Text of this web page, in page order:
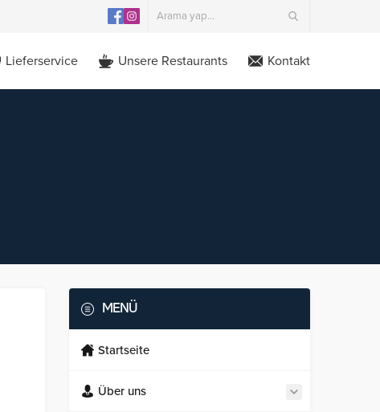
Lieferservice Unsere Restaurants Kontakt
MENÜ
Startseite
Über uns